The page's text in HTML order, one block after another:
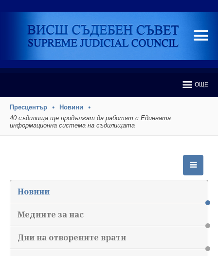
ОЩЕ
Пресцентър
Новини
40 съдилища ще продължат да работят с Единната
информационна система на съдилищата
Новини
Медиите за нас
Дни на отворените врати